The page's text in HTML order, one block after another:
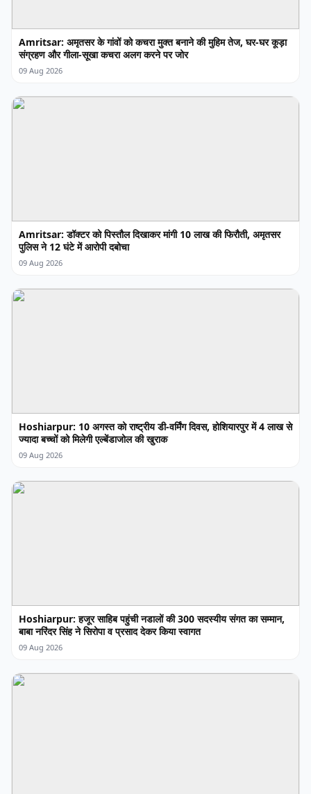
Amritsar: अमृतसर के गांवों को कचरा मुक्त बनाने की मुहिम तेज, घर-घर कूड़ा
संग्रहण और गीला-सूखा कचरा अलग करने पर जोर
09 Aug 2026
Amritsar: डॉक्टर को पिस्तौल दिखाकर मांगी 10 लाख की फिरौती, अमृतसर
पुलिस ने 12 घंटे में आरोपी दबोचा
09 Aug 2026
Hoshiarpur: 10 अगस्त को राष्ट्रीय डी-वर्मिंग दिवस, होशियारपुर में 4 लाख से
ज्यादा बच्चों को मिलेगी एल्बेंडाजोल की खुराक
09 Aug 2026
Hoshiarpur: हजूर साहिब पहुंची नडालों की 300 सदस्यीय संगत का सम्मान,
बाबा नरिंदर सिंह ने सिरोपा व प्रसाद देकर किया स्वागत
09 Aug 2026